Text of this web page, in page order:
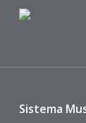
Skip
content
Sistema